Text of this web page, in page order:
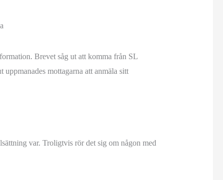
Brevet såg ut att komma från SL
mottagarna att anmäla sitt
var. Troligtvis rör det sig om någon med